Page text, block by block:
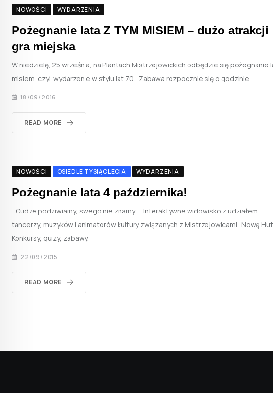
NOWOŚCI WYDARZENIA
Pożegnanie lata Z TYM MISIEM – dużo atrakcji
gra miejska
W niedzielę, 25 września, na Plantach Mistrzejowickich odbędzie się pożegnanie
misiem, czyli wydarzenie w stylu lat 70.! Zabawa rozpocznie się o godzinie.
18/09/2016
READ MORE
NOWOŚCI OSIEDLE TYSIĄCLECIA WYDARZENIA
Pożegnanie lata 4 października!
„Cudze podziwiamy, swego nie znamy…” Interaktywne widowisko z udziałem
tancerzy, muzyków i animatorów kultury związanych z Mistrzejowicami i Nową
Konkursy, quizy, zabawy.
22/09/2015
READ MORE